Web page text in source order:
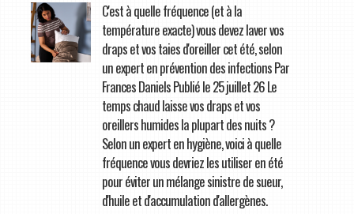
C'est à quelle fréquence (et à la
température exacte) vous devez laver vos
draps et vos taies d'oreiller cet été, selon
un expert en prévention des infections Par
Frances Daniels Publié le 25 juillet 26 Le
temps chaud laisse vos draps et vos
oreillers humides la plupart des nuits ?
Selon un expert en hygiène, voici à quelle
fréquence vous devriez les utiliser en été
pour éviter un mélange sinistre de sueur,
d'huile et d'accumulation d'allergènes.